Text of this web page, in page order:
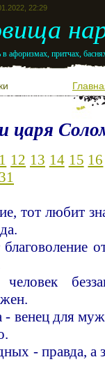
22:29
афоризмах, притчах,
флешки
царя
12 13 14 15 16
31
тот любит
венец для
- правда, а